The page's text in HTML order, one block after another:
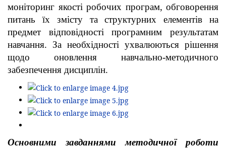
моніторинг якості робочих програм, обговорення
питань їх змісту та структурних елементів на
предмет відповідності програмним результатам
навчання. За необхідності ухвалюються рішення
щодо оновлення навчально-методичного
забезпечення дисциплін.
Основними завданнями методичної роботи